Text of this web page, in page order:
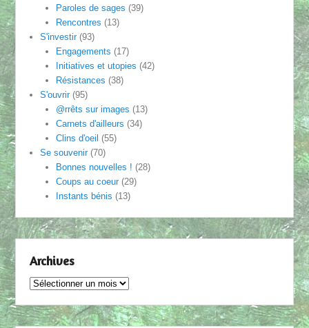
Paroles de sages (39)
Rencontres (13)
S'investir(93)
Engagements (17)
Initiatives et utopies (42)
Résistances (38)
S'ouvrir(95)
@rrêts sur images (13)
Carnets d'ailleurs (34)
Clins d'oeil (55)
Se souvenir(70)
Bonnes nouvelles ! (28)
Coups au coeur(29)
Instants bénis (13)
Archives
Archives